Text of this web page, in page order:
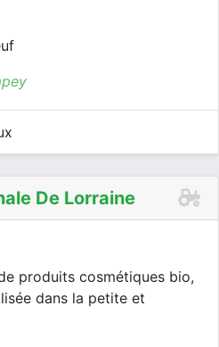
De Lorraine
produits cosmétiques bio,
dans la petite et